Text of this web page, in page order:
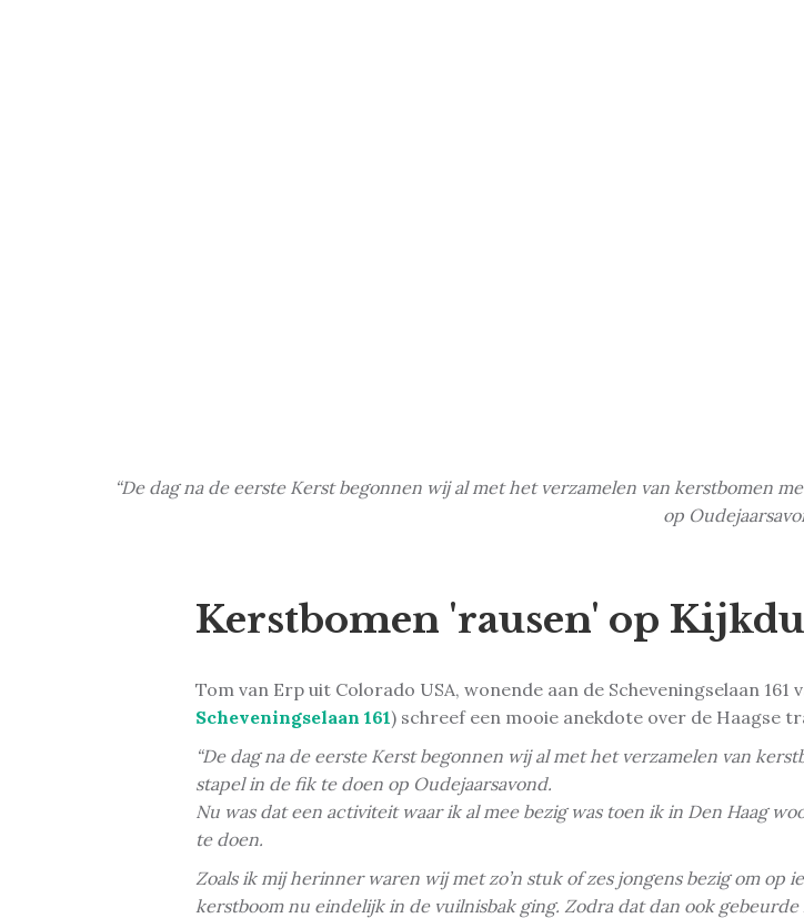
“De dag na de eerste Kerst begonnen wij al met het verzamelen van kerstbomen
op
Kerstbomen 'rausen' op
Tom van Erp uit Colorado USA, wonende aan de Scheveningselaan 161
Scheveningselaan 161) schreef een mooie anekdote over de Haagse
“De dag na de eerste Kerst begonnen wij al met het verzamelen van
stapel in de fik te doen op Oudejaarsavond.
Nu was dat een activiteit waar ik al mee bezig was toen ik in Den Haag
te doen.
Zoals ik mij herinner waren wij met zo’n stuk of zes jongens bezig om
kerstboom nu eindelijk in de vuilnisbak ging. Zodra dat dan ook